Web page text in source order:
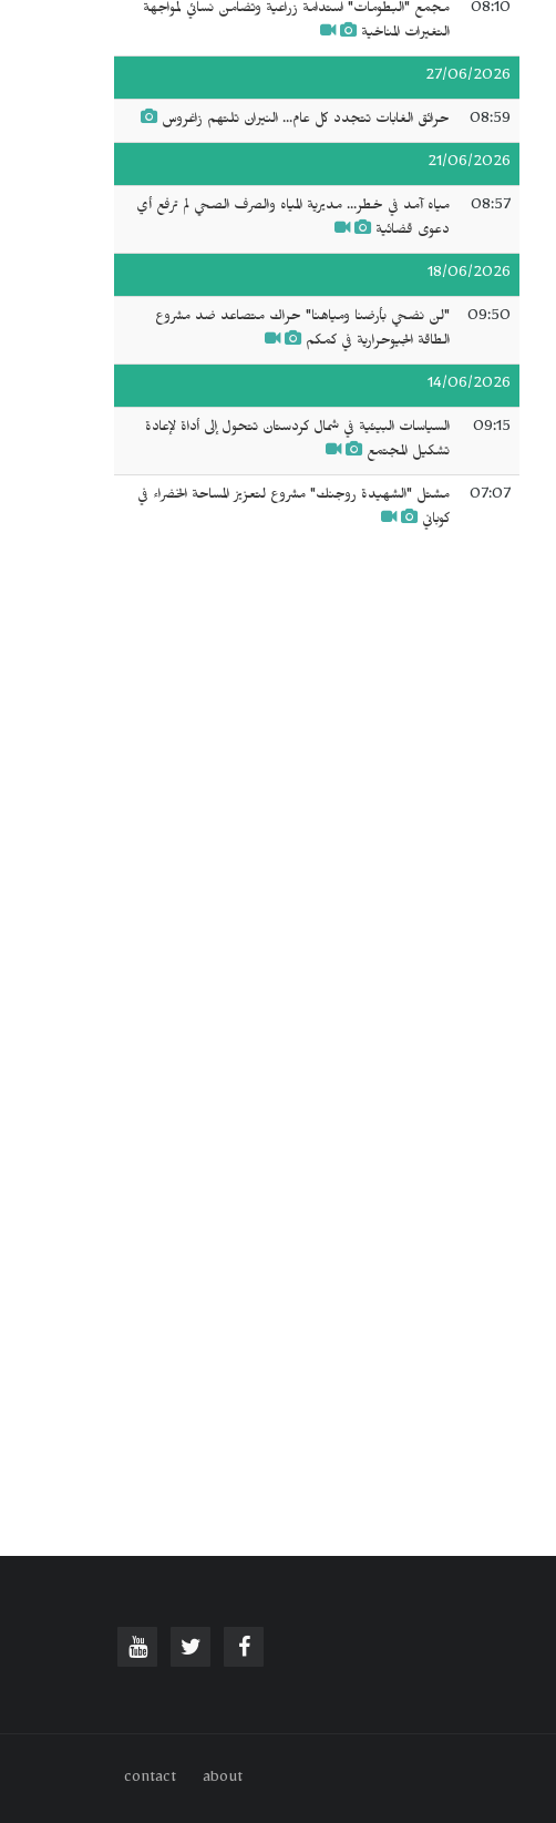
08:10
مجمع "البطومات" استدامة زراعية وتضامن نسائي لمواجهة
التغيرات المناخية
27/06/2026
08:59 حرائق الغابات تتجدد كل عام... النيران تلتهم زاغروس
21/06/2026
08:57
مياه آمد في خطر... مديرية المياه والصرف الصحي لم ترفع أي
دعوى قضائية
18/06/2026
09:50
"لن نضحي بأرضنا ومياهنا" حراك متصاعد ضد مشروع
الطاقة الجيوحرارية في كمكم
14/06/2026
09:15
السياسات البيئية في شمال كردستان تتحول إلى أداة لإعادة
تشكيل المجتمع
07:07
مشتل "الشهيدة روجنك" مشروع لتعزيز المساحة الخضراء في
كوباني
about
contact